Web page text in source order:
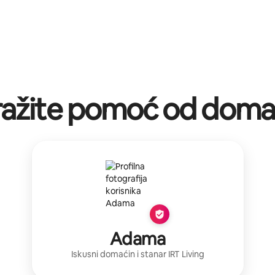
pomoć od
Adama
Iskusni domaćin i stanar IRT Living